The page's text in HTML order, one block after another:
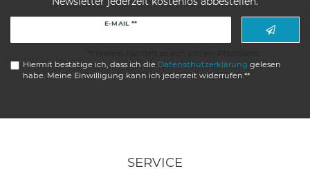
E-MAIL **
Hiermit bestätige ich, dass ich die Daten­schutz­erklärung gelesen
habe. Meine Einwilligung kann ich jederzeit widerrufen.**
SERVICE